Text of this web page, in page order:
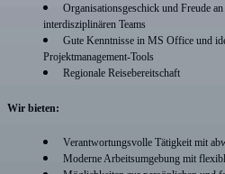
Organisationsgeschick und Freude
interdisziplinären Teams
Gute Kenntnisse in MS Office und
Projektmanagement-Tools
Regionale Reisebereitschaft
Wir bieten:
Verantwortungsvolle Tätigkeit mit
Moderne Arbeitsumgebung mit